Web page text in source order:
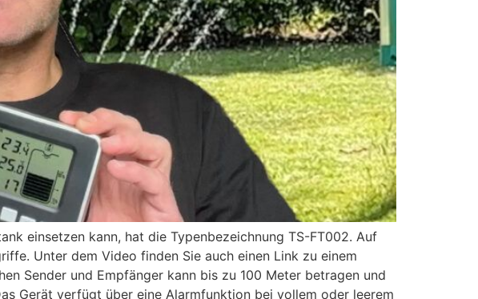
einsetzen kann, hat die Typenbezeichnung TS-FT002. Auf
Unter dem Video finden Sie auch einen Link zu einem
Sender und Empfänger kann bis zu 100 Meter betragen und
Gerät verfügt über eine Alarmfunktion bei vollem oder leerem